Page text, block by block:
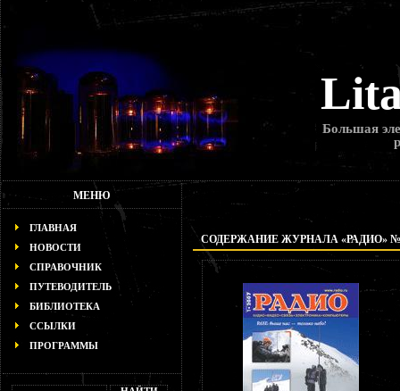
Большая
МЕНЮ
ГЛАВНАЯ
НОВОСТИ
СПРАВОЧНИК
ПУТЕВОДИТЕЛЬ
БИБЛИОТЕКА
ССЫЛКИ
ПРОГРАММЫ
СОДЕРЖАНИЕ ЖУРНАЛА «РАДИО» №